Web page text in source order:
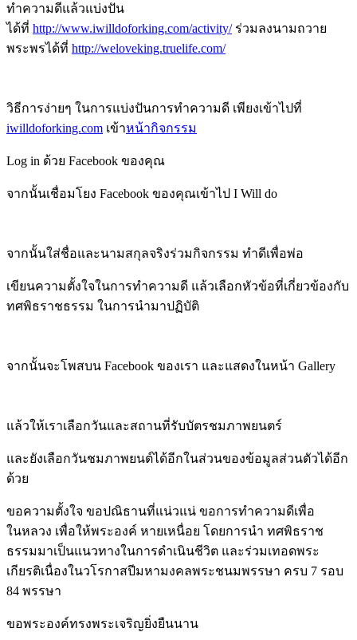
ทำความดีแล้วแบ่งปัน
ได้ที่ http://www.iwilldoforking.com/activity/ร่วมลงนามถวาย
พระพรได้ที่ http://weloveking.truelife.com/
วิธีการง่ายๆ ในการแบ่งปันการทำความดี เพียงเข้าไปที่
iwilldoforking.com เข้าหน้ากิจกรรม
Log in ด้วย Facebook ของคุณ
จากนั้นเชื่อมโยง Facebook ของคุณเข้าไป I Will do
จากนั้นใส่ชื่อและนามสกุลจริงร่วมกิจกรรม ทำดีเพื่อพ่อ
เขียนความตั้งใจในการทำความดี แล้วเลือกหัวข้อที่เกี่ยวข้องกับ
ทศพิธราชธรรม ในการนำมาปฏิบัติ
จากนั้นจะโพสบน Facebook ของเรา และแสดงในหน้า Gallery
แล้วให้เราเลือกวันและสถานที่รับบัตรชมภาพยนตร์
และยังเลือกวันชมภาพยนต์ได้อีกในส่วนของข้อมูลส่วนตัวได้อีก
ด้วย
ขอความตั้งใจ ขอปณิธานที่แน่วแน่ ขอการทำความดีเพื่อ
ในหลวง เพื่อให้พระองค์ หายเหนื่อย โดยการนำ ทศพิธราช
ธรรมมาเป็นแนวทางในการดำเนินชีวิต และร่วมเทอดพระ
เกียรติเนื่องในวโรกาสปีมหามงคลพระชนมพรรษา ครบ 7 รอบ
84 พรรษา
ขอพระองค์ทรงพระเจริญยิ่งยืนนาน